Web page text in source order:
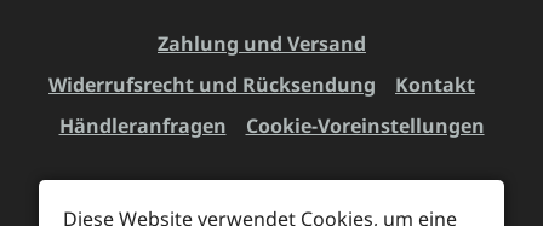
Zahlung und Versand
Widerrufsrecht und Rücksendung
Kontakt
Händleranfragen
Cookie-Voreinstellungen
Alle Preise inkl. gesetzl. Mehrwertsteuer zzgl.
Diese Website verwendet Cookies, um eine